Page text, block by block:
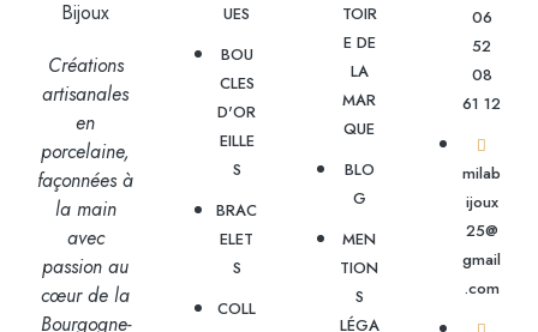
Créations
artisanales
en
porcelaine,
façonnées à
la main
avec
passion au
cœur de la
Bourgogne-
UES
BOU
CLES
D'OR
EILLE
S
BRAC
ELET
S
COLL
TOIR
E DE
LA
MAR
QUE
BLO
G
MEN
TION
S
LÉGA
06
52
08
61 12
milab
ijoux
25@
gmail
.com